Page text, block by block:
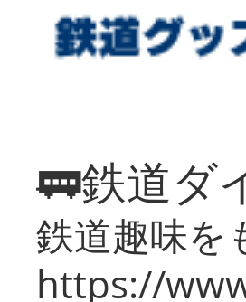
🚃鉄道ダ
鉄道趣味を
https://